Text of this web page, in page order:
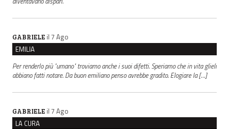
GABRIELE il 7 Ago
EMILIA
Per renderlo più "umano" troviamo anche i suoi difetti. Speriamo che in vita glieli
abbiano fatti notare. Da buon emiliano penso avrebbe gradito. Elogiare la […]
GABRIELE il 7 Ago
LA CURA